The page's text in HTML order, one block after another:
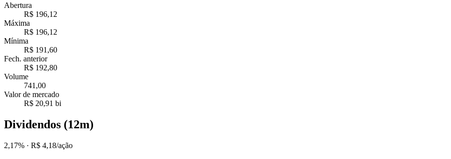
Abertura
R$ 196,12
Máxima
R$ 196,12
Mínima
R$ 191,60
Fech. anterior
R$ 192,80
Volume
741,00
Valor de mercado
R$ 20,91 bi
Dividendos (12m)
2,17% · R$ 4,18/ação